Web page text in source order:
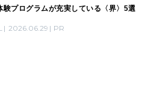
験プログラムが充実している〈界〉5選
2026.06.29 PR